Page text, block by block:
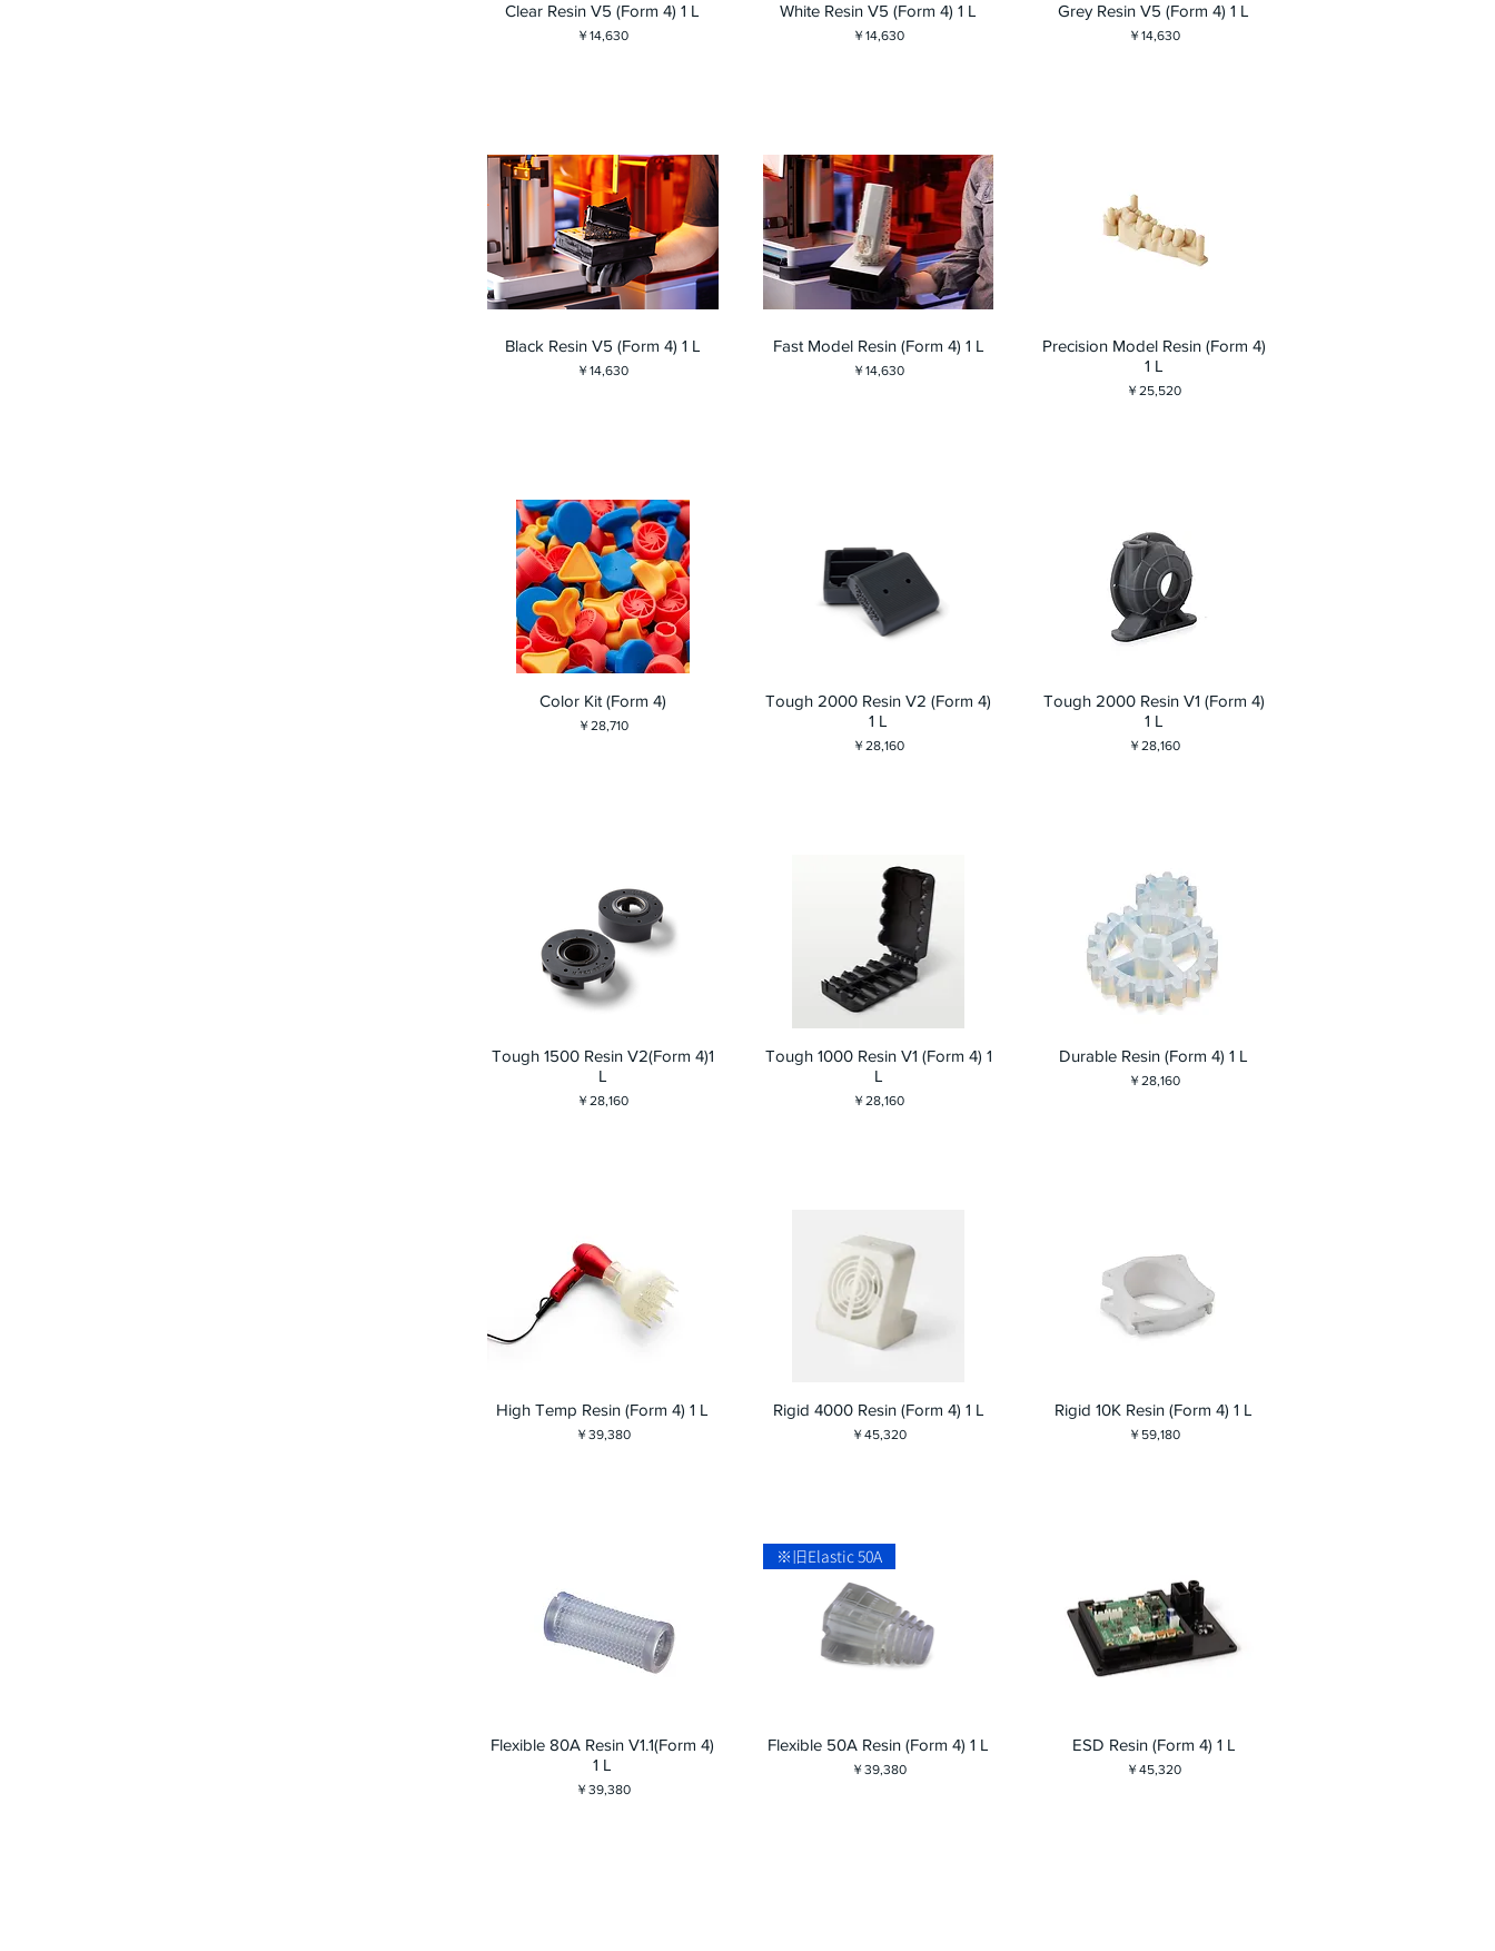
Clear Resin V5 (Form 4) 1 L
価格
￥14,630
White Resin V5 (Form 4) 1 L
価格
￥14,630
Grey Resin V5 (Form 4) 1 L
価格
￥14,630
Black Resin V5 (Form 4) 1 L
価格
￥14,630
Fast Model Resin (Form 4) 1 L
価格
￥14,630
Precision Model Resin (Form 4)
1 L
価格
￥25,520
Color Kit (Form 4)
価格
￥28,710
Tough 2000 Resin V2 (Form 4)
1 L
価格
￥28,160
Tough 2000 Resin V1 (Form 4)
1 L
価格
￥28,160
Tough 1500 Resin V2(Form 4)1
L
価格
￥28,160
Tough 1000 Resin V1 (Form 4) 1
L
価格
￥28,160
Durable Resin (Form 4) 1 L
価格
￥28,160
High Temp Resin (Form 4) 1 L
価格
￥39,380
Rigid 4000 Resin (Form 4) 1 L
価格
￥45,320
Rigid 10K Resin (Form 4) 1 L
価格
￥59,180
Flexible 80A Resin V1.1(Form 4)
1 L
価格
￥39,380
※旧Elastic 50A
Flexible 50A Resin (Form 4) 1 L
価格
￥39,380
ESD Resin (Form 4) 1 L
価格
￥45,320